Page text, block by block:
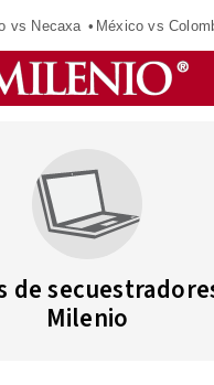
vs Necaxa México vs
de
Milenio